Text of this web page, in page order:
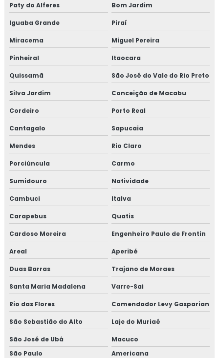
PRESSURIZADAS
REPAROS EM TUBULAÇÕES
EMPRESA DE REPAROS EM TUBULAÇÕES
SERVIÇOS DE MANUTENÇÃO PREDIAL
EMPRESA DE MANUTENÇÃO PREDIAL
EMPRESA DE MANUTENÇÃO PREDIAL RJ
TREINAMENTO NR10 ONLINE
TESTE HIDROSTÁTICO NR13
TESTE HIDROSTATICO VASO DE PRESSÃO
TESTE HIDROSTÁTICO EM MANGUEIRAS
TESTE HIDROSTÁTICO COMPRESSOR DE AR
NR13 TESTE HIDROSTATICO
TESTE HIDROSTÁTICO TUBULAÇÃO
TESTE DE PRESSÃO HIDROSTÁTICA
TESTE HIDROSTATICO EM TUBULAÇÃO DE
TESTE HIDROSTÁTICO EM CALDEIRAS
Paty do Alferes Bom Jardim
Iguaba Grande Piraí
Miracema Miguel Pereira
Pinheiral Itaocara
Quissamã São José do Vale do Rio Preto
Silva Jardim Conceição de Macabu
Cordeiro Porto Real
Cantagalo Sapucaia
Mendes Rio Claro
Porciúncula Carmo
Sumidouro Natividade
Cambuci Italva
Carapebus Quatis
Cardoso Moreira Engenheiro Paulo de Frontin
Areal Aperibé
Duas Barras Trajano de Moraes
Santa Maria Madalena Varre-Sai
Rio das Flores Comendador Levy Gasparian
São Sebastião do Alto Laje do Muriaé
São José de Ubá
Macuco
São Paulo
Americana